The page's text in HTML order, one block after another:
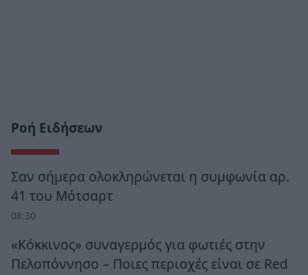
Ροή Ειδήσεων
Σαν σήμερα ολοκληρώνεται η συμφωνία αρ.
41 του Μότσαρτ
08:30
«Κόκκινος» συναγερμός για φωτιές στην
Πελοπόννησο – Ποιες περιοχές είναι σε Red